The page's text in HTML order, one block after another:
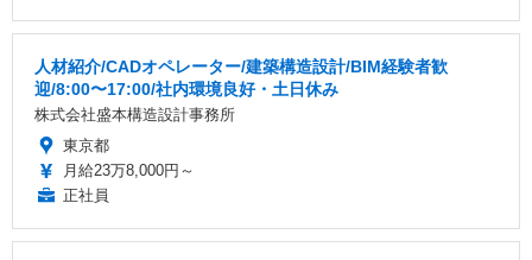
人材紹介/CADオペレーター/建築構造設計/BIM経験者歓
迎/8:00〜17:00/社内環境良好・土日休み
株式会社盛本構造設計事務所
東京都
月給23万8,000円～
正社員